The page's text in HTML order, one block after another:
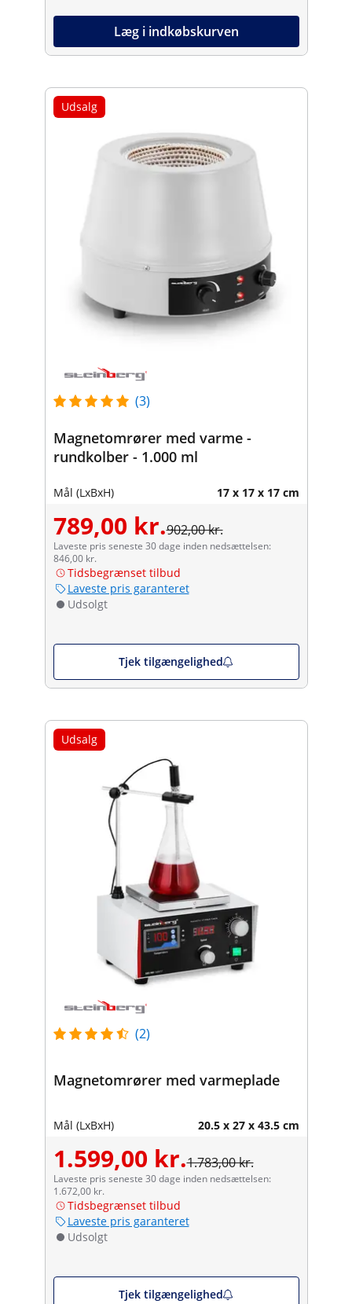
Læg i indkøbskurven
Udsalg
(3)
Magnetomrører med varme -
rundkolber - 1.000 ml
Mål (LxBxH) 17 x 17 x 17 cm
789,00 kr.902,00 kr.
Laveste pris seneste 30 dage inden nedsættelsen:
846,00 kr.
Tidsbegrænset tilbud
Laveste pris garanteret
Udsolgt
Tjek tilgængelighed
Udsalg
(2)
Magnetomrører med varmeplade
Mål (LxBxH) 20.5 x 27 x 43.5 cm
1.599,00 kr.1.783,00 kr.
Laveste pris seneste 30 dage inden nedsættelsen:
1.672,00 kr.
Tidsbegrænset tilbud
Laveste pris garanteret
Udsolgt
Tjek tilgængelighed